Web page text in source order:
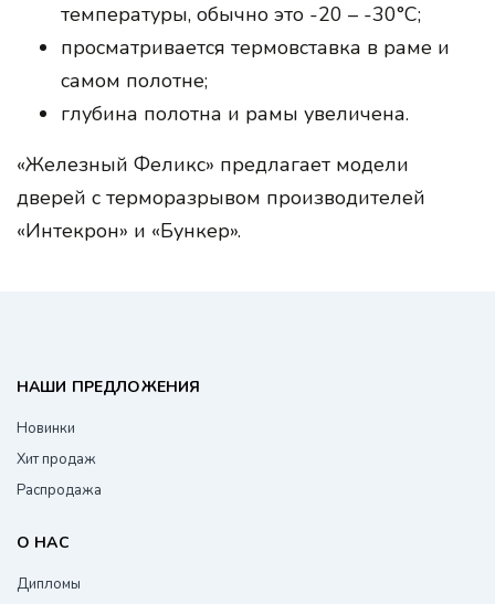
температуры, обычно это -20 – -30°C;
просматривается термовставка в раме и
самом полотне;
глубина полотна и рамы увеличена.
«Железный Феликс» предлагает модели
дверей с терморазрывом производителей
«Интекрон» и «Бункер».
О НАС
Дипломы
НАШИ ПРЕДЛОЖЕНИЯ
Новинки
Хит продаж
Распродажа